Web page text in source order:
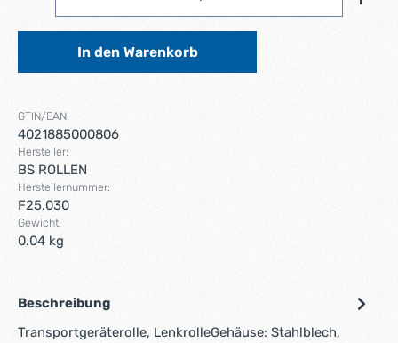
In den Warenkorb
GTIN/EAN:
4021885000806
Hersteller:
BS ROLLEN
Herstellernummer:
F25.030
Gewicht:
0.04 kg
Beschreibung
Transportgeräterolle, LenkrolleGehäuse: Stahlblech,